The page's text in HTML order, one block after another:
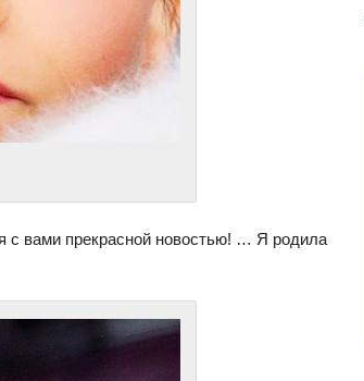
с вами прекрасной новостью! … Я родила